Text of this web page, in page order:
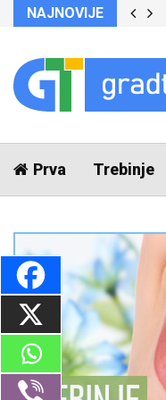
NAJNOVIJE
Prva Trebinje